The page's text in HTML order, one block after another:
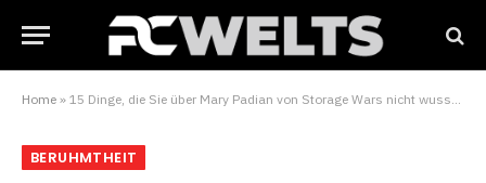
Home » 15 Dinge, die Sie über Mary Padian von Storage Wars nicht wussten
BERUHMTHEIT